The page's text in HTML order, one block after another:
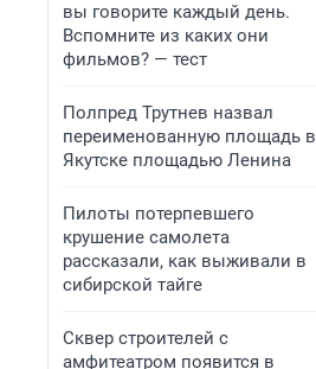
вы говорите каждый день.
Вспомните из каких они
фильмов? — тест
Полпред Трутнев назвал
переименованную площадь в
Якутске площадью Ленина
Пилоты потерпевшего
крушение самолета
рассказали, как выживали в
сибирской тайге
Сквер строителей с
амфитеатром появится в